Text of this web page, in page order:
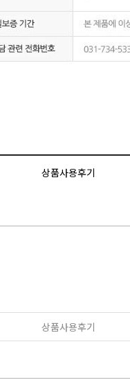
상품사용후기
상품사용후기